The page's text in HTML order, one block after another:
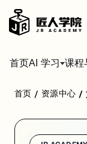
首页AI 学习 课程
首页 / 资源中心 /